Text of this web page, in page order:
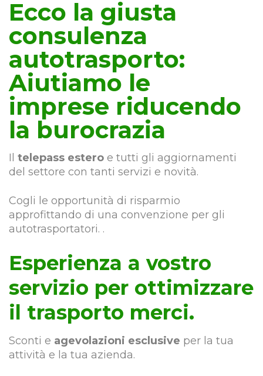
Ecco la giusta
consulenza
autotrasporto:
Aiutiamo le
imprese riducendo
la burocrazia
Il telepass estero e tutti gli aggiornamenti
del settore con tanti servizi e novità.
Cogli le opportunità di risparmio
approfittando di una convenzione per gli
autotrasportatori. .
Esperienza a vostro
servizio per ottimizzare
il trasporto merci.
Sconti e agevolazioni esclusive per la tua
attività e la tua azienda.